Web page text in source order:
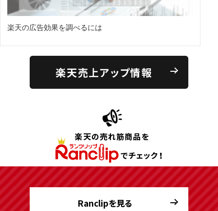
楽天の広告効果を調べるには
楽天売上アップ情報
Ranclipを見る